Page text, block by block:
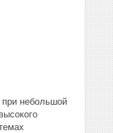
при небольшой